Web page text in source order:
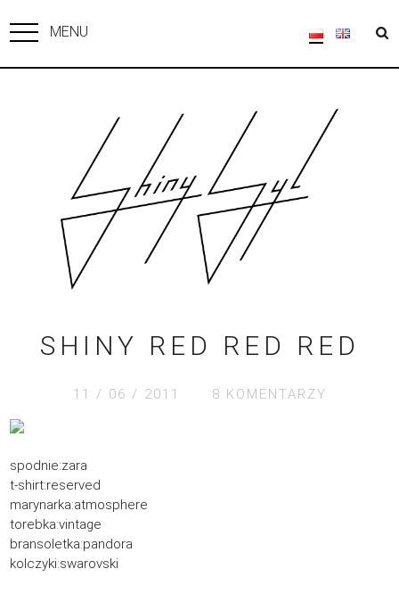
MENU
SHINY RED RED RED
11 / 06 / 2011 8 KOMENTARZY
spodnie:zara
t-shirt:reserved
marynarka:atmosphere
torebka:vintage
bransoletka:pandora
kolczyki:swarovski